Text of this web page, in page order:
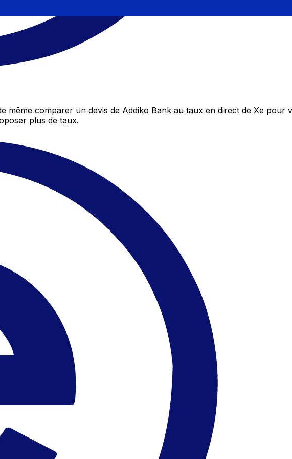
même comparer un devis de Addiko Bank au taux en direct de Xe pour
plus de taux.